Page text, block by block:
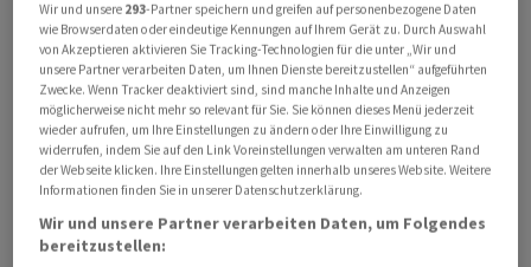
Angelegenheiten (EDA) am Donnerstag mit.
Auf dem Bürgenstock sollen erste Verhandlungen über
die Umsetzung der Vereinbarung aufgenommen
werden, wie das EDA auf Anfrage der
Nachrichtenagentur Keystone-SDA präzisierte.
Nach Angaben aus dem Umfeld von Bundesrat und
Wir und unsere 293-Partner speichern und greifen auf personenbezogene Daten
wie Browserdaten oder eindeutige Kennungen auf Ihrem Gerät zu. Durch Auswahl
von Akzeptieren aktivieren Sie Tracking-Technologien für die unter „Wir und
unsere Partner verarbeiten Daten, um Ihnen Dienste bereitzustellen“ aufgeführten
Zwecke. Wenn Tracker deaktiviert sind, sind manche Inhalte und Anzeigen
möglicherweise nicht mehr so relevant für Sie. Sie können dieses Menü jederzeit
wieder aufrufen, um Ihre Einstellungen zu ändern oder Ihre Einwilligung zu
widerrufen, indem Sie auf den Link Voreinstellungen verwalten am unteren Rand
der Webseite klicken. Ihre Einstellungen gelten innerhalb unseres Website. Weitere
Informationen finden Sie in unserer Datenschutzerklärung.
Wir und unsere Partner verarbeiten Daten, um Folgendes
bereitzustellen: